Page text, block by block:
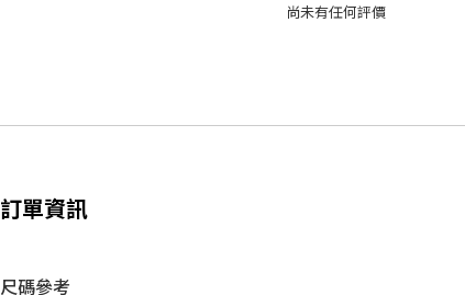
尚未有任何評價
訂單資訊
尺碼參考